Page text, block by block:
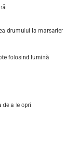
drumului la marsarier
folosind lumină
de a le opri